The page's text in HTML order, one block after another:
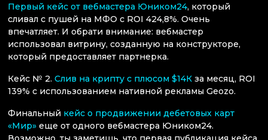
Первый кейс от вебмастера Юником24, который
сливал с пушей на МФО с ROI 424,8%. Очень
впечатляет. И обрати внимание: вебмастер
использовал витрину, созданную на конструкторе,
который предоставляет партнерка.
Кейс № 2. Слив на крипту с плюсом $14К за месяц, ROI
139% с использованием нативной рекламы Geozo.
Финальный кейс о продвижении дебетовых карт
«Мир» еще от одного вебмастера Юником24.